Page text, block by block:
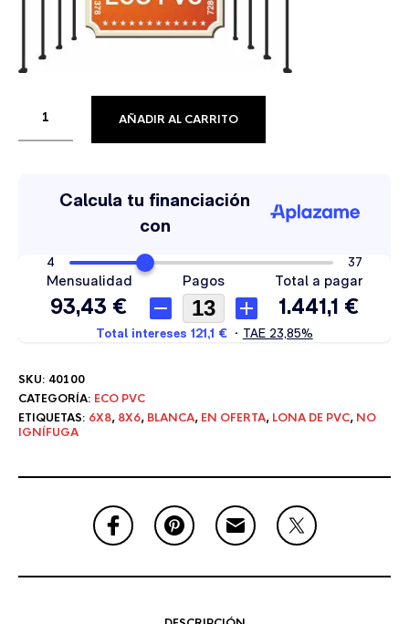
AÑADIR AL CARRITO
SKU: 40100
CATEGORÍA: ECO PVC
ETIQUETAS: 6X8, 8X6, BLANCA, EN OFERTA, LONA DE PVC, NO
IGNÍFUGA